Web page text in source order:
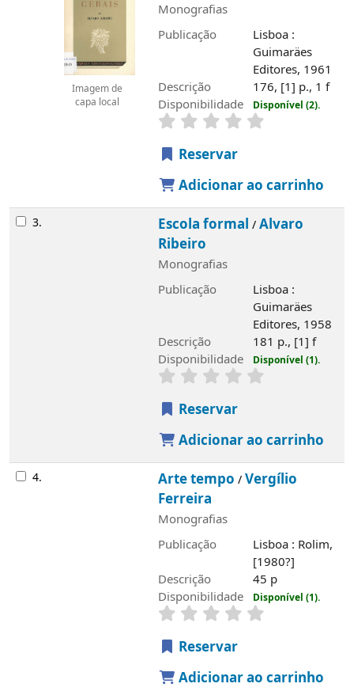
Imagem de
capa local
Monografias
Publicação
Lisboa :
Guimaräes
Editores, 1961
Descrição
176, [1] p., 1 f
Disponibilidade
Disponível (2).
Reservar
Adicionar ao carrinho
3. Escola formal /Alvaro
Ribeiro
Monografias
Publicação
Lisboa :
Guimaräes
Editores, 1958
Descrição
181 p., [1] f
Disponibilidade
Disponível (1).
Reservar
Adicionar ao carrinho
4. Arte tempo /Vergílio
Ferreira
Monografias
Publicação
Lisboa : Rolim,
[1980?]
Descrição
45 p
Disponibilidade
Disponível (1).
Reservar
Adicionar ao carrinho